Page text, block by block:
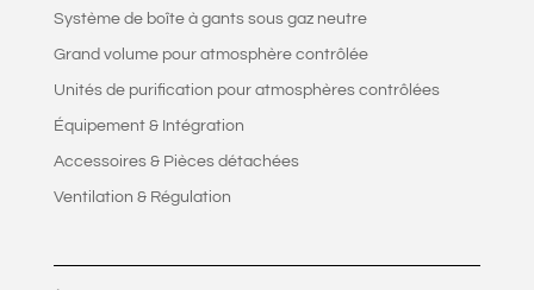
Système de boîte à gants sous gaz neutre
Grand volume pour atmosphère contrôlée
Unités de purification pour atmosphères contrôlées
Équipement & Intégration
Accessoires & Pièces détachées
Ventilation & Régulation